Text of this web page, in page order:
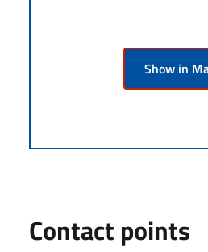
Show in
Contact points